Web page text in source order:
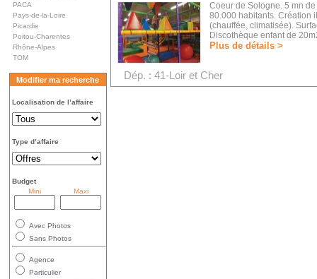
PACA
Pays-de-la-Loire
Picardie
Poitou-Charentes
Rhône-Alpes
TOM
Modifier ma recherche
Localisation de l’affaire
Type d’affaire
Budget
Mini
Maxi
Avec Photos
Sans Photos
Agence
Particulier
Coeur de Sologne. 5 mn
80.000 habitants. Création
(chauffée, climatisée).
Discothèque enfant de
Plus de détails >
Dép. : 41-Loir et Cher